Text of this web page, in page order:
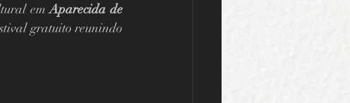
em Aparecida de
gratuito reunindo